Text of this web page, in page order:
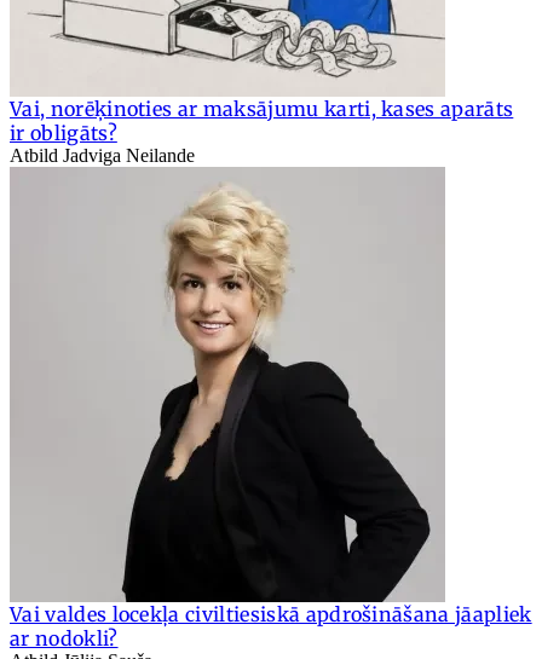
Vai, norēķinoties ar maksājumu karti, kases aparāts
ir obligāts?
Atbild Jadviga Neilande
Vai valdes locekļa civiltiesiskā apdrošināšana jāapliek
ar nodokli?